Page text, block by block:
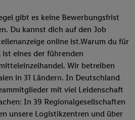
gibt es keine Bewerbungsfrist
Du kannst dich auf den Job
online ist.Warum du für
eines der führenden
Wir betreiben
in 31 Ländern. In Deutschland
mit viel Leidenschaft
In 39 Regionalgesellschaften
unsere Logistikzentren und über